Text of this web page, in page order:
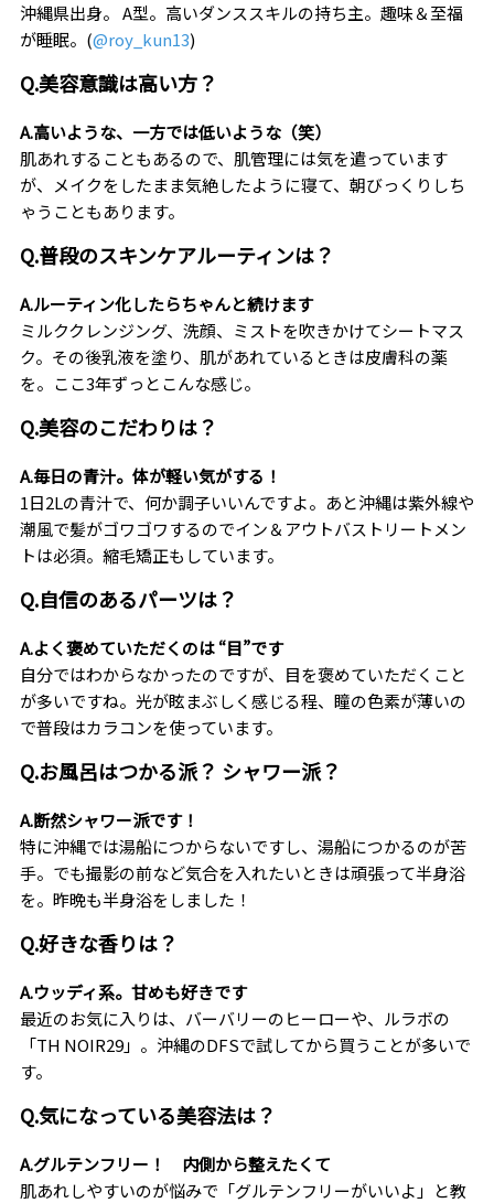
沖縄県出身。 A型。高いダンススキルの持ち主。趣味＆至福
が睡眠。(@roy_kun13)
Q.美容意識は高い方？
A.高いような、一方では低いような（笑）
肌あれすることもあるので、肌管理には気を遣っています
が、メイクをしたまま気絶したように寝て、朝びっくりしち
ゃうこともあります。
Q.普段のスキンケアルーティンは？
A.ルーティン化したらちゃんと続けます
ミルククレンジング、洗顔、ミストを吹きかけてシートマス
ク。その後乳液を塗り、肌があれているときは皮膚科の薬
を。ここ3年ずっとこんな感じ。
Q.美容のこだわりは？
A.毎日の青汁。体が軽い気がする！
1日2Lの青汁で、何か調子いいんですよ。あと沖縄は紫外線や
潮風で髪がゴワゴワするのでイン＆アウトバストリートメン
トは必須。縮毛矯正もしています。
Q.自信のあるパーツは？
A.よく褒めていただくのは “目”です
自分ではわからなかったのですが、目を褒めていただくこと
が多いですね。光が眩まぶしく感じる程、瞳の色素が薄いの
で普段はカラコンを使っています。
Q.お風呂はつかる派？ シャワー派？
A.断然シャワー派です！
特に沖縄では湯船につからないですし、湯船につかるのが苦
手。でも撮影の前など気合を入れたいときは頑張って半身浴
を。昨晩も半身浴をしました！
Q.好きな香りは？
A.ウッディ系。甘めも好きです
最近のお気に入りは、バーバリーのヒーローや、ルラボの
「TH NOIR29」。沖縄のDFSで試してから買うことが多いで
す。
Q.気になっている美容法は？
A.グルテンフリー！ 内側から整えたくて
肌あれしやすいのが悩みで「グルテンフリーがいいよ」と教